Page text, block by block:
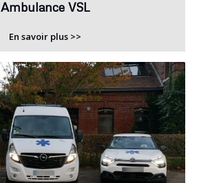
Ambulance VSL
En savoir plus >>